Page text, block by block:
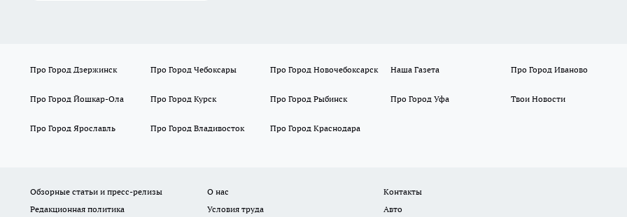
Про Город Дзержинск Про Город Чебоксары Про Город Новочебоксарск Наша Газета Про Город Иваново
Про Город Йошкар-Ола Про Город Курск Про Город Рыбинск Про Город Уфа Твои Новости
Про Город Ярославль Про Город Владивосток Про Город Краснодара
Обзорные статьи и пресс-релизы О нас
Контакты
Редакционная политика
Условия труда
Авто